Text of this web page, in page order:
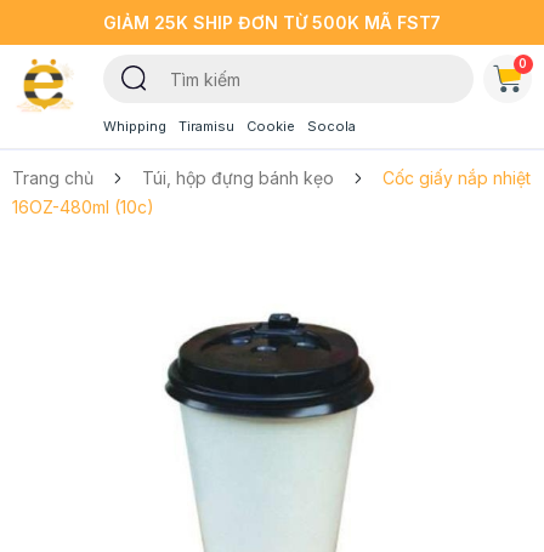
GIẢM 25K SHIP ĐƠN TỪ 500K MÃ FST7
Whipping Tiramisu Cookie Socola
0
Trang chủ Túi, hộp đựng bánh kẹo
Cốc giấy nắp nhiệt
16OZ-480ml (10c)